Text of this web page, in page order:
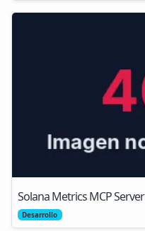
Solana Metrics MCP Server
Desarrollo